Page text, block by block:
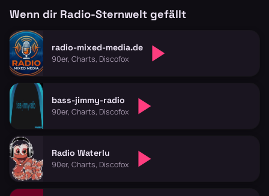
Wenn dir Radio-Sternwelt gefällt
radio-mixed-media.de
90er, Charts, Discofox
bass-jimmy-radio
90er, Charts, Discofox
Radio Waterlu
90er, Charts, Discofox